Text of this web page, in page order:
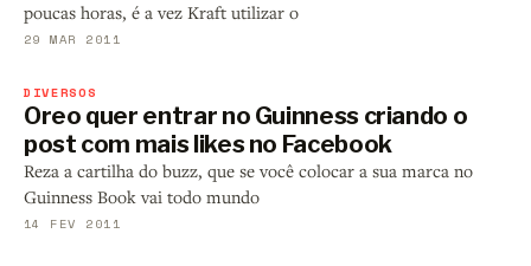
poucas horas, é a vez Kraft utilizar o
29 MAR 2011
DIVERSOS
Oreo quer entrar no Guinness criando o
post com mais likes no Facebook
Reza a cartilha do buzz, que se você colocar a sua marca no
Guinness Book vai todo mundo
14 FEV 2011